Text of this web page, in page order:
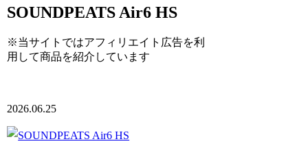
SOUNDPEATS Air6 HS
※当サイトではアフィリエイト広告を利
用して商品を紹介しています
2026.06.25